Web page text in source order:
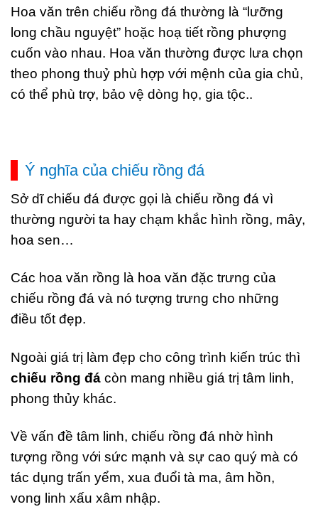
Hoa văn trên chiếu rồng đá thường là “lưỡng
long chầu nguyệt” hoặc hoạ tiết rồng phượng
cuốn vào nhau. Hoa văn thường được lưa chọn
theo phong thuỷ phù hợp với mệnh của gia chủ,
có thể phù trợ, bảo vệ dòng họ, gia tộc..
Ý nghĩa của chiếu rồng đá
Sở dĩ chiếu đá được gọi là chiếu rồng đá vì
thường người ta hay chạm khắc hình rồng, mây,
hoa sen…
Các hoa văn rồng là hoa văn đặc trưng của
chiếu rồng đá và nó tượng trưng cho những
điều tốt đẹp.
Ngoài giá trị làm đẹp cho công trình kiến trúc thì
chiếu rồng đá còn mang nhiều giá trị tâm linh,
phong thủy khác.
Về vấn đề tâm linh, chiếu rồng đá nhờ hình
tượng rồng với sức mạnh và sự cao quý mà có
tác dụng trấn yểm, xua đuổi tà ma, âm hồn,
vong linh xấu xâm nhập.